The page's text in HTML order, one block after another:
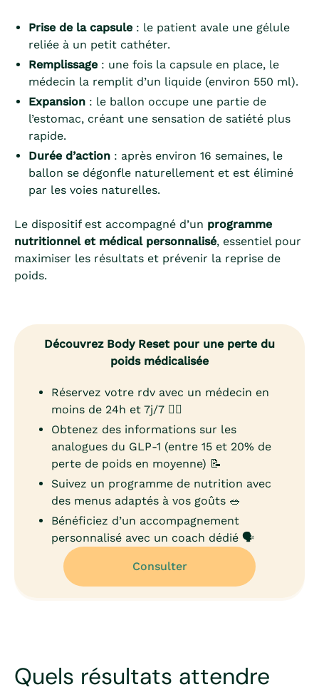
Prise de la capsule : le patient avale une gélule
reliée à un petit cathéter.
Remplissage : une fois la capsule en place, le
médecin la remplit d’un liquide (environ 550 ml).
Expansion : le ballon occupe une partie de
l’estomac, créant une sensation de satiété plus
rapide.
Durée d’action : après environ 16 semaines, le
ballon se dégonfle naturellement et est éliminé
par les voies naturelles.
Le dispositif est accompagné d’un programme
nutritionnel et médical personnalisé, essentiel pour
maximiser les résultats et prévenir la reprise de
poids.
Découvrez Body Reset pour une perte du
poids médicalisée
Réservez votre rdv avec un médecin en
moins de 24h et 7j/7 👨‍⚕️
Obtenez des informations sur les
analogues du GLP-1 (entre 15 et 20% de
perte de poids en moyenne) 📝
Suivez un programme de nutrition avec
des menus adaptés à vos goûts 🥗
Bénéficiez d’un accompagnement
personnalisé avec un coach dédié 🗣️
Consulter
Quels résultats attendre